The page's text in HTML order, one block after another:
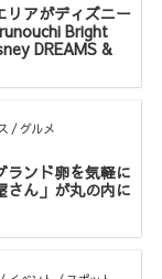
リアがディズニー
Bright
DREAMS &
/ グルメ
ランド卵を気軽に
さん」が丸の内に